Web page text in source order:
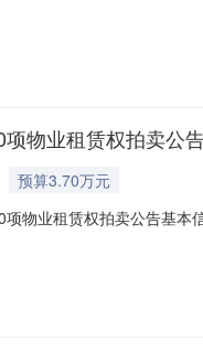
际投资有限公司五家公
国际
物业租赁权拍卖公
预算3.70万元
物业租赁权拍卖公告基
在广东拍卖在线竞拍平